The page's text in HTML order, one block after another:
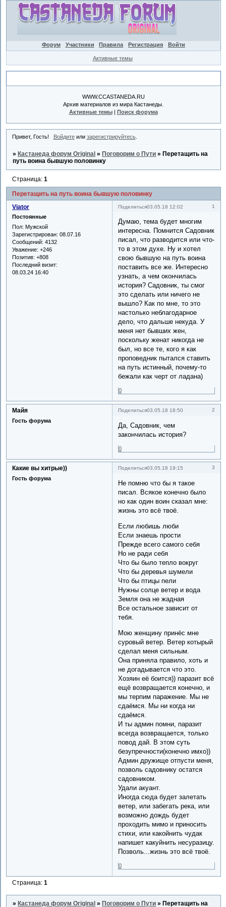
Форум Участники Правила Регистрация Войти
Активные темы
WWW.CCASTANEDA.RU
Архив материалов из мира Кастанеды.
Активные темы| Поиск форума
Привет, Гость! Войдитеили зарегистрируйтесь.
» Кастанеда форум Original » Поговорим о Пути » Перетащить на
путь воина бывшую половинку
Перетащить на путь воина бывшую половинку
Страница:1
Поделиться 1
03.05.18 12:02
Viator
Постоянные
Пол: Мужской
Зарегистрирован: 08.07.16
Сообщений: 4132
Уважение: +246
Позитив: +808
Последний визит:
08.03.24 16:40
Думаю, тема будет многим
интересна. Помнится Садовник
писал, что разводится или что-
то в этом духе. Ну и хотел
свою бывшую на путь воина
поставить все же. Интересно
узнать, а чем окончилась
история? Садовник, ты смог
это сделать или ничего не
вышло? Как по мне, то это
настолько неблагодарное
дело, что дальше некуда. У
меня нет бывших жен,
поскольку женат никогда не
был, но все те, кого я как
проповедник пытался ставить
на путь истинный, почему-то
бежали как черт от ладана)
0
Поделиться 2
03.05.18 18:50
Майя
Гость форума
Да, Садовник, чем
закончилась история?
0
Поделиться 3
03.05.18 19:15
Какие вы хитрые))
Гость форума
Не помню что бы я такое
писал. Всякое конечно было
но как один воин сказал мне:
жизнь это всё твоё.
Если любишь люби
Если знаешь прости
Прежде всего самого себя
Но не ради себя
Что бы было тепло вокруг
Что бы деревья шумели
Что бы птицы пели
Нужны солце ветер и вода
Земля она не жадная
Все остальное зависит от
тебя.
Мою женщину принёс мне
суровый ветер. Ветер котырый
сделал меня сильным.
Она приняла правило, хоть и
не догадывается что это.
Хозяин её боится)) паразит всё
ещё возвращается конечно, и
мы терпим паражение. Мы не
сдаёмся. Мы ни когда ни
сдаёмся.
И ты админ помни, паразит
всегда возвращается, только
повод дай. В этом суть
безупречности(конечно имхо))
Админ дружище отпусти меня,
позволь садовнику остатся
садовником.
Удали акуант.
Иногда сюда будет залетать
ветер, или забегать река, или
возможно дождь будет
проходить мимо и приносить
стихи, или какойнить чудак
напишет какуйнить несуразицу.
Позволь...жизнь это всё твоё.
0
Страница:1
» Кастанеда форум Original » Поговорим о Пути » Перетащить на